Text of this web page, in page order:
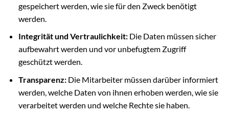
gespeichert werden, wie sie für den Zweck benötigt
werden.
Integrität und Vertraulichkeit:Die Daten müssen sicher
aufbewahrt werden und vor unbefugtem Zugriff
geschützt werden.
Transparenz:Die Mitarbeiter müssen darüber informiert
werden, welche Daten von ihnen erhoben werden, wie sie
verarbeitet werden und welche Rechte sie haben.